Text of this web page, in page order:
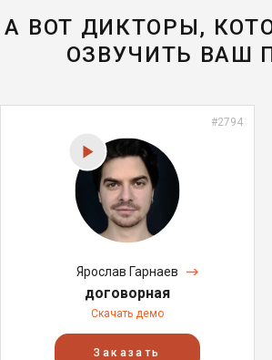
А ВОТ ДИКТОРЫ,
ОЗВУЧИТЬ ВАШ
#2794
Ярослав Гарнаев
договорная
Скачать демо
Заказать